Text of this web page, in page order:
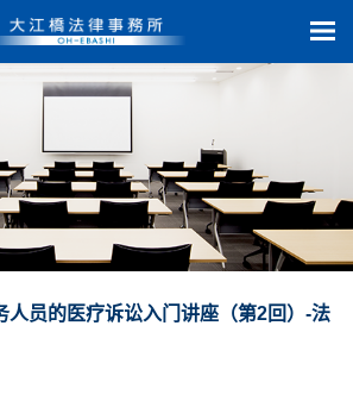
人员的医疗诉讼入门讲座（第2回）-法